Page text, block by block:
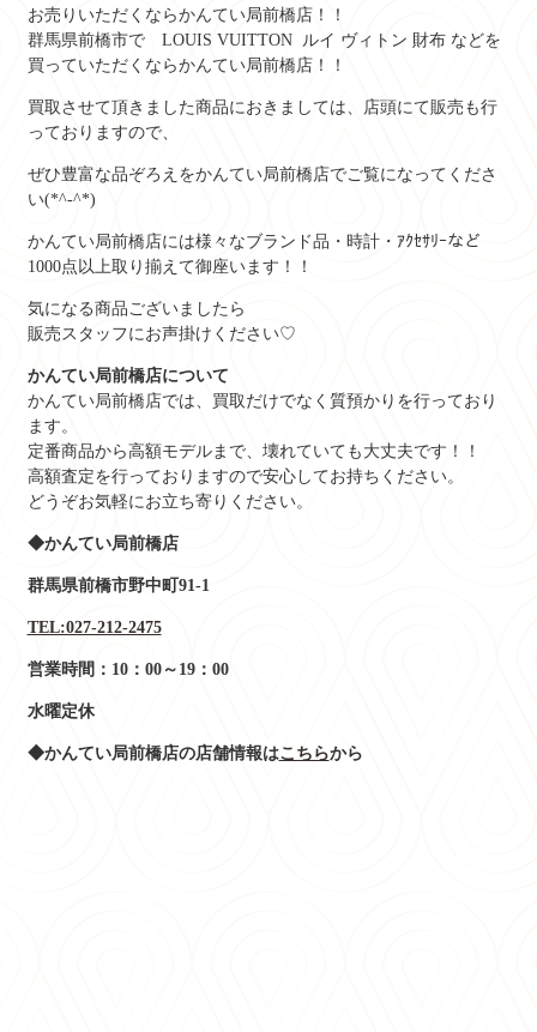
お売りいただくならかんてい局前橋店！！
群馬県前橋市で LOUIS VUITTON ルイ ヴィトン 財布 などを
買っていただくならかんてい局前橋店！！
買取させて頂きました商品におきましては、店頭にて販売も行
っておりますので、
ぜひ豊富な品ぞろえをかんてい局前橋店でご覧になってくださ
い(*^-^*)
かんてい局前橋店には様々なブランド品・時計・ｱｸｾｻﾘｰなど
1000点以上取り揃えて御座います！！
気になる商品ございましたら
販売スタッフにお声掛けください♡
かんてい局前橋店について
かんてい局前橋店では、買取だけでなく質預かりを行っており
ます。
定番商品から高額モデルまで、壊れていても大丈夫です！！
高額査定を行っておりますので安心してお持ちください。
どうぞお気軽にお立ち寄りください。
◆かんてい局前橋店
群馬県前橋市野中町91-1
TEL:027-212-2475
営業時間：10：00～19：00
水曜定休
◆かんてい局前橋店の店舗情報はこちらから